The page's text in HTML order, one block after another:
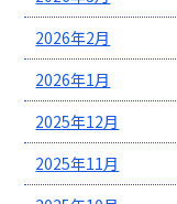
2026年2月
2026年1月
2025年12月
2025年11月